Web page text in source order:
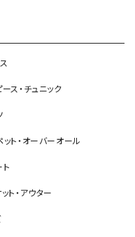
ース・チュニック
ト・オーバーオール
ト・アウター